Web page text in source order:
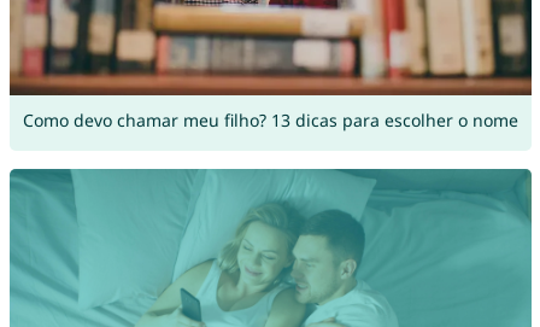
Como devo chamar meu filho? 13 dicas para escolher o nome